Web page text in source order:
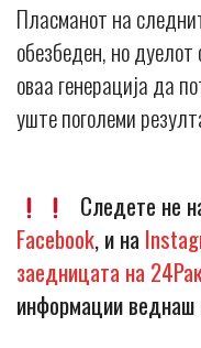
Пласманот на
обезбеден, но
оваа генерација да
уште поголеми
Следете не
Facebook, и на
заедницата на
информации